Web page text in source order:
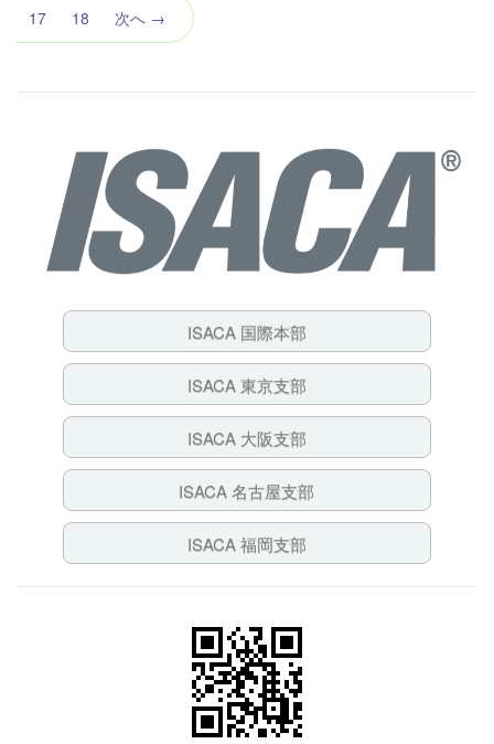
17 18 次へ →
ISACA 国際本部
ISACA 東京支部
ISACA 大阪支部
ISACA 名古屋支部
ISACA 福岡支部